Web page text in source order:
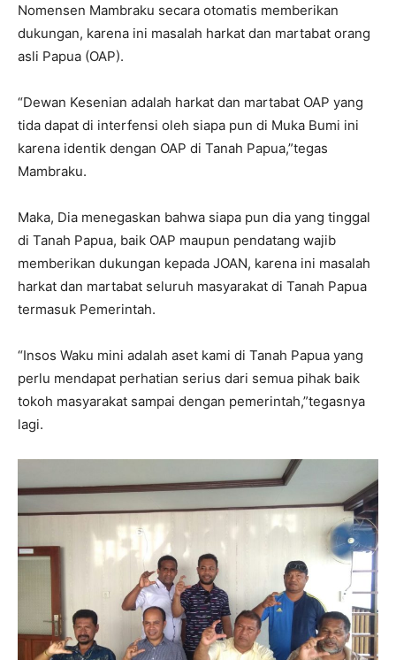
Nomensen Mambraku secara otomatis memberikan
dukungan, karena ini masalah harkat dan martabat orang
asli Papua (OAP).
“Dewan Kesenian adalah harkat dan martabat OAP yang
tida dapat di interfensi oleh siapa pun di Muka Bumi ini
karena identik dengan OAP di Tanah Papua,”tegas
Mambraku.
Maka, Dia menegaskan bahwa siapa pun dia yang tinggal
di Tanah Papua, baik OAP maupun pendatang wajib
memberikan dukungan kepada JOAN, karena ini masalah
harkat dan martabat seluruh masyarakat di Tanah Papua
termasuk Pemerintah.
“Insos Waku mini adalah aset kami di Tanah Papua yang
perlu mendapat perhatian serius dari semua pihak baik
tokoh masyarakat sampai dengan pemerintah,”tegasnya
lagi.